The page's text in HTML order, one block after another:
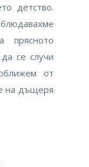
детство.
прясното
се случи
от
на дъщеря